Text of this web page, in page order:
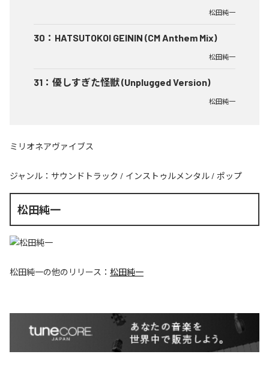
松田純一
30 ： HATSUTOKOI GEININ (CM Anthem Mix)
松田純一
31 ： 優しすぎた怪獣 (Unplugged Version)
松田純一
ミリオネアヴァイブス
ジャンル： サウンドトラック / インストゥルメンタル / ポップ
松田純一
松田純一の他のリリース： 松田純一